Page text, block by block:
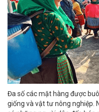
Đa số các mặt hàng được
giống và vật tư nông nghiệp.